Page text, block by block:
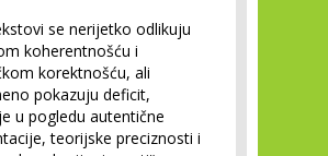
se nerijetko odlikuju
koherentnošću i
korektnošću, ali
pokazuju deficit,
u pogledu autentične
teorijske preciznosti i